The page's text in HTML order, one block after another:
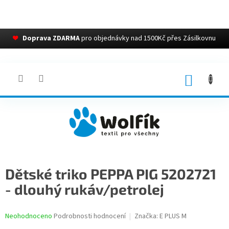
❤ Doprava ZDARMApro objednávky nad 1500Kč přes Zásilkovnu
Dětské triko PEPPA PIG 5202721
- dlouhý rukáv/petrolej
Průměrné
Neohodnoceno Podrobnosti hodnocení Značka: E PLUS M